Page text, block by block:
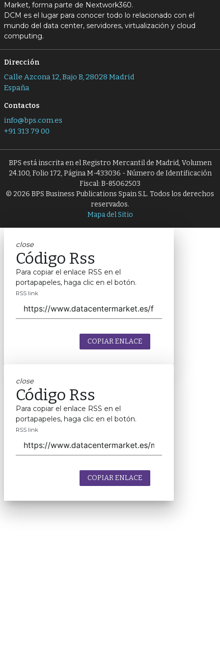
Market, forma parte de Nextwork360.
DCM es el lugar para conocer todo lo relacionado con el
mundo del data center, servidores, virtualización y cloud
computing.
Dirección
Calle Azcona 12, Bajo B, 28028 Madrid
España
Contactos
info@bps.com.es
+91 313 79 00
BPS está inscrita en el Registro Mercantil de Madrid, Volumen
24.100, Folio 172, Página M-433036 - Número de Identificación
Fiscal: B-85062503
© 2026 BPS Business Publications Spain S.L. Todos los derechos
reservados.
Mapa del Sitio
close
Código Rss
Para copiar el enlace RSS en el
portapapeles, haga clic en el botón.
RSS link
COPIAR ENLACE
close
Código Rss
Para copiar el enlace RSS en el
portapapeles, haga clic en el botón.
RSS link
COPIAR ENLACE